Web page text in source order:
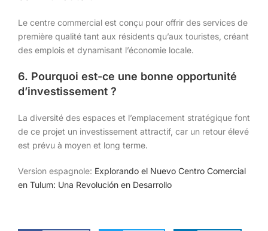
Le centre commercial est conçu pour offrir des services de
première qualité tant aux résidents qu’aux touristes, créant
des emplois et dynamisant l’économie locale.
6. Pourquoi est-ce une bonne opportunité
d’investissement ?
La diversité des espaces et l’emplacement stratégique font
de ce projet un investissement attractif, car un retour élevé
est prévu à moyen et long terme.
Version espagnole: Explorando el Nuevo Centro Comercial
en Tulum: Una Revolución en Desarrollo